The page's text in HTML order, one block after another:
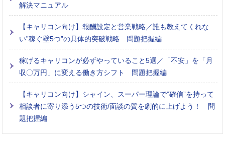
解決マニュアル
【キャリコン向け】報酬設定と営業戦略／誰も教えてくれな
い”稼ぐ壁5つ”の具体的突破戦略 問題把握編
稼げるキャリコンが必ずやっていること5選／「不安」を「月
収〇万円」に変える働き方シフト 問題把握編
【キャリコン向け】シャイン、スーパー理論で”確信”を持って
相談者に寄り添う5つの技術/面談の質を劇的に上げよう！ 問
題把握編